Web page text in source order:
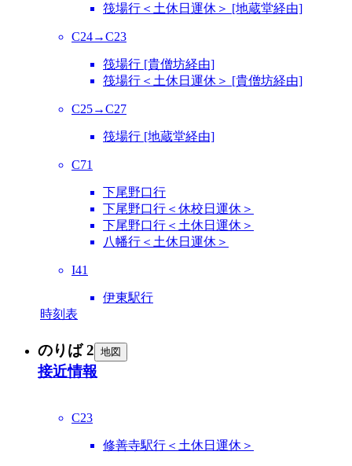
筏場行＜土休日運休＞ [地蔵堂経由]
C24→C23
筏場行 [貴僧坊経由]
筏場行＜土休日運休＞ [貴僧坊経由]
C25→C27
筏場行 [地蔵堂経由]
C71
下尾野口行
下尾野口行＜休校日運休＞
下尾野口行＜土休日運休＞
八幡行＜土休日運休＞
I41
伊東駅行
時刻表
のりば 2 地図
接近情報
C23
修善寺駅行＜土休日運休＞